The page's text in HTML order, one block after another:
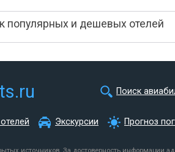
популярных и дешевых отелей
Поиск
Экскурсии Прогноз